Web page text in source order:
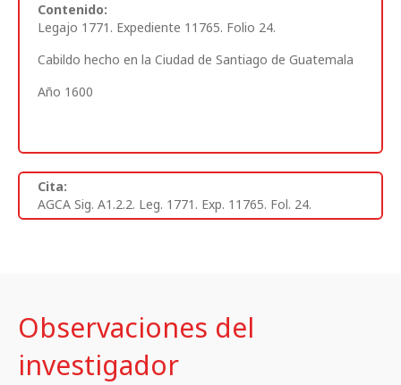
Contenido:
Legajo 1771. Expediente 11765. Folio 24.
Cabildo hecho en la Ciudad de Santiago de Guatemala
Año 1600
Cita:
AGCA Sig. A1.2.2. Leg. 1771. Exp. 11765. Fol. 24.
Observaciones del
investigador